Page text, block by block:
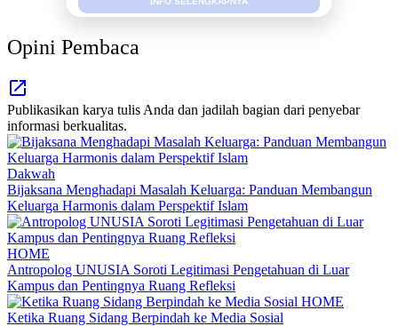
Opini Pembaca
Publikasikan karya tulis Anda dan jadilah bagian dari penyebar
informasi berkualitas.
Dakwah
Bijaksana Menghadapi Masalah Keluarga: Panduan Membangun
Keluarga Harmonis dalam Perspektif Islam
HOME
Antropolog UNUSIA Soroti Legitimasi Pengetahuan di Luar
Kampus dan Pentingnya Ruang Refleksi
HOME
Ketika Ruang Sidang Berpindah ke Media Sosial